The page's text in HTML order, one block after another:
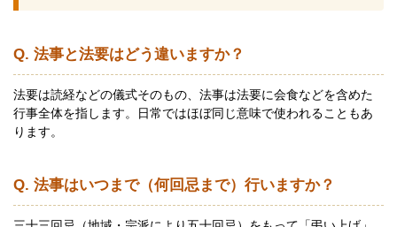
Q. 法事と法要はどう違いますか？
法要は読経などの儀式そのもの、法事は法要に会食などを含めた
行事全体を指します。日常ではほぼ同じ意味で使われることもあ
ります。
Q. 法事はいつまで（何回忌まで）行いますか？